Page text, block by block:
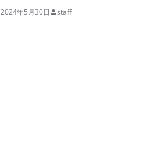
2024年5月30日 staff